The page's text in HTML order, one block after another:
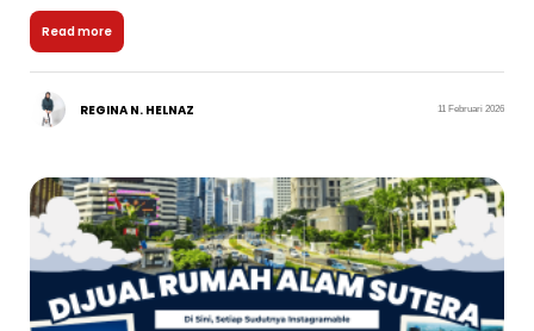
Read more
REGINA N. HELNAZ 11 Februari 2026